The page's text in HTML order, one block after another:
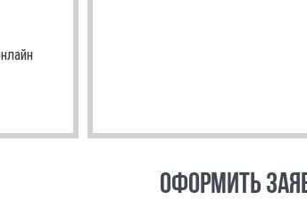
ОФОРМИТЬ